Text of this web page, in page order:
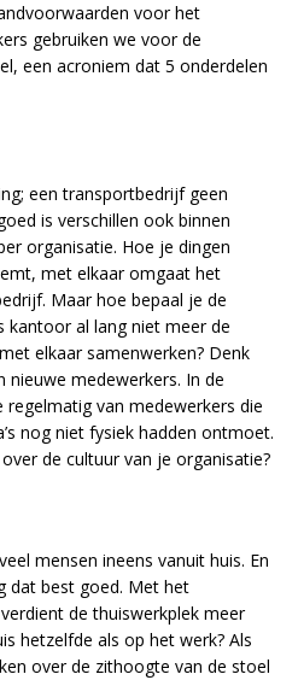
voor het
gebruiken we voor de
een acroniem dat 5 onderdelen
een transportbedrijf geen
is verschillen ook binnen
organisatie. Hoe je dingen
met elkaar omgaat het
Maar hoe bepaal je de
kantoor al lang niet meer de
elkaar samenwerken? Denk
nieuwe medewerkers. In de
van medewerkers die
nog niet fysiek hadden ontmoet.
de cultuur van je organisatie?
mensen ineens vanuit huis. En
dat best goed. Met het
de thuiswerkplek meer
hetzelfde als op het werk? Als
over de zithoogte van de stoel